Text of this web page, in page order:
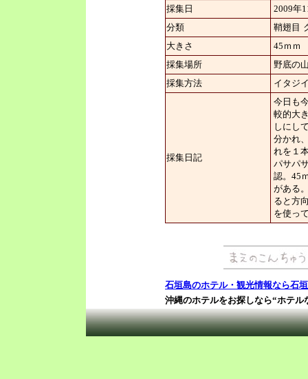
採集日
2009
分類
鞘翅目
大きさ
45ｍｍ
採集場所
野底の
採集方法
イタジ
採集日記
今日も
較的大
しにし
分かれ
れを１
パサパ
認。45
がある
ると方
を使っ
石垣島のホテル・観光情報なら石
沖縄のホテルをお探しなら“ホテル